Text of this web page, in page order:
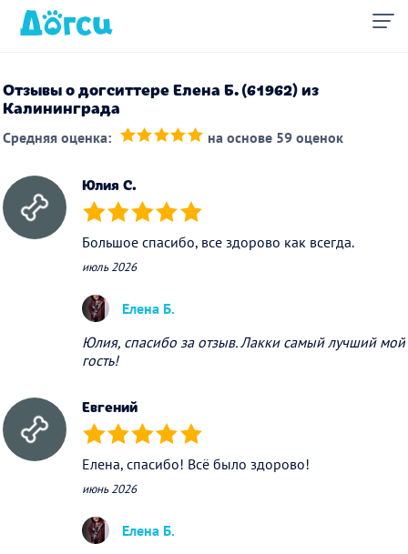
Отзывы о догситтере Елена Б. (61962) из
Калининграда
Средняя оценка: на основе 59 оценок
Юлия С.
(*) (*) (*) (*) (*)
Большое спасибо, все здорово как всегда.
июль 2026
Елена Б.
Юлия, спасибо за отзыв. Лакки самый лучший мой
гость!
Евгений
(*) (*) (*) (*) (*)
Елена, спасибо! Всё было здорово!
июнь 2026
Елена Б.